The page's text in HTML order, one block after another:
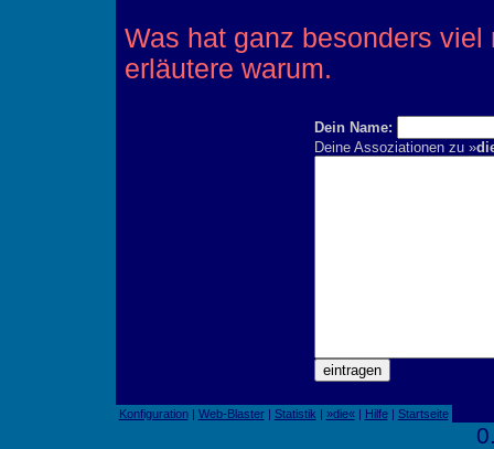
Was hat ganz besonders
erläutere warum.
Dein Name:
Deine Assoziationen zu »
Konfiguration| Web-Blaster| Statistik | »die«| Hilfe| Startseite